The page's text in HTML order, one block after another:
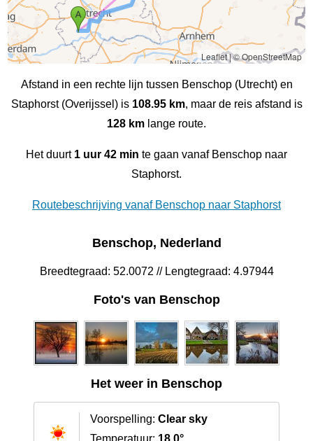
Leaflet|© OpenStreetMap
Afstand in een rechte lijn tussen Benschop (Utrecht) en
Staphorst (Overijssel) is 108.95 km, maar de reis afstand is
128 km lange route.
Het duurt 1 uur 42 min te gaan vanaf Benschop naar
Staphorst.
Routebeschrijving vanaf Benschop naar Staphorst
Benschop, Nederland
Breedtegraad: 52.0072 // Lengtegraad: 4.97944
Foto's van Benschop
Het weer in Benschop
Voorspelling: Clear sky